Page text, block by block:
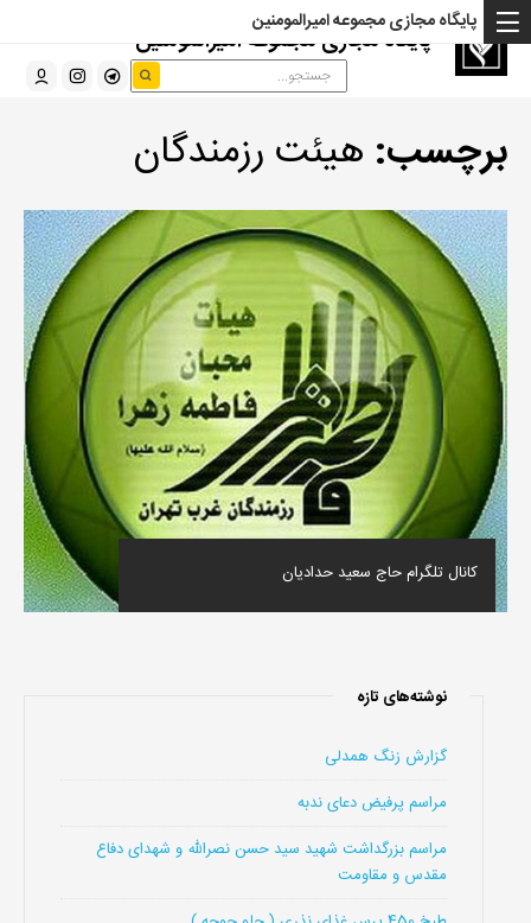
پایگاه مجازی مجموعه امیرالمومنین
پایگاه مجازی مجموعه امیرالمومنین
برچسب: هیئت رزمندگان
کانال تلگرام حاج سعید حدادیان
نوشته‌های تازه
گزارش زنگ همدلی
مراسم پرفیض دعای ندبه
مراسم بزرگداشت شهید سید حسن نصرالله و شهدای دفاع
مقدس و مقاومت